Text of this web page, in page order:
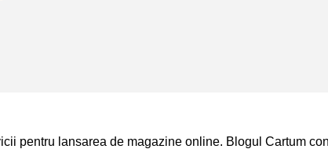
pentru lansarea de magazine online. Blogul Cartum